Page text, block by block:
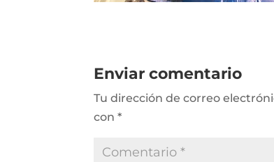
Enviar comentario
Tu dirección de correo
con*